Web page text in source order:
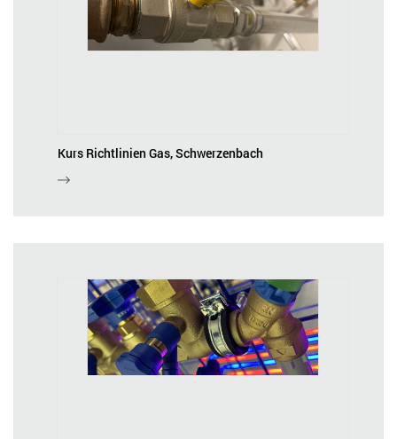
Kurs Richtlinien Gas, Schwerzenbach